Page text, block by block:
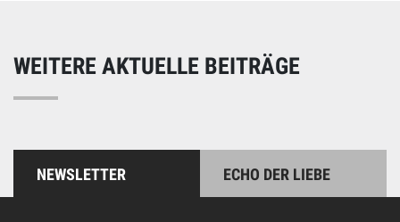
WEITERE AKTUELLE BEITRÄGE
NEWSLETTER ECHO DER LIEBE